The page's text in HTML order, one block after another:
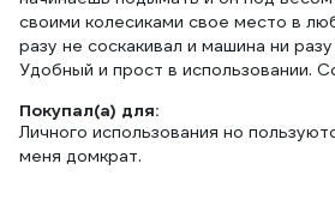
своими колесиками свое место в
разу не соскакивал и машина ни
Удобный и прост в использовании.
Покупал(а) для:
Личного использования но
меня домкрат.